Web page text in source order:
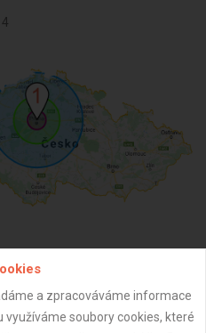
dne 01.12.2024 04:15:06
a zpracováváme informace
využíváme soubory cookies, které